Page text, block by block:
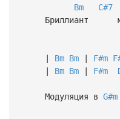
Bm
C#7
Бриллиант
| Bm Bm| F#m
| Bm Bm| F#m
Модуляция в G#m